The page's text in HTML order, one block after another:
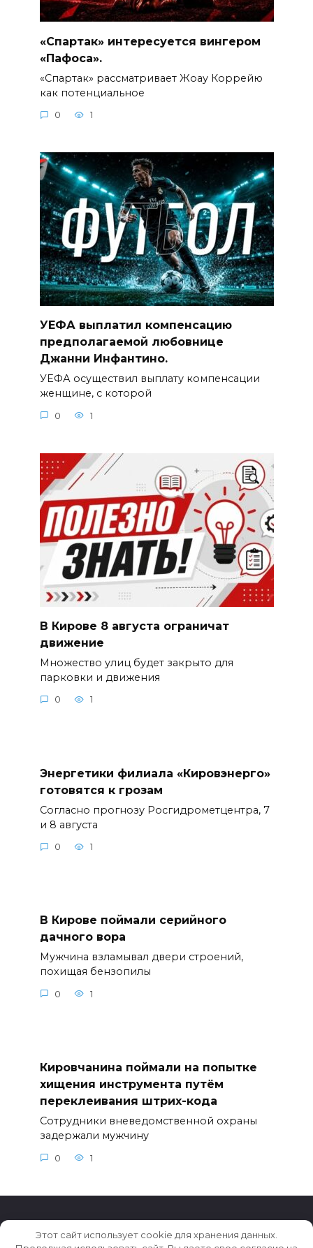
«Спартак» интересуется вингером
«Пафоса».
«Спартак» рассматривает Жоау Коррейю
как потенциальное
0 1
УЕФА выплатил компенсацию
предполагаемой любовнице
Джанни Инфантино.
УЕФА осуществил выплату компенсации
женщине, с которой
0 1
В Кирове 8 августа ограничат
движение
Множество улиц будет закрыто для
парковки и движения
0 1
Энергетики филиала «Кировэнерго»
готовятся к грозам
Согласно прогнозу Росгидрометцентра, 7
и 8 августа
0 1
В Кирове поймали серийного
дачного вора
Мужчина взламывал двери строений,
похищая бензопилы
0 1
Кировчанина поймали на попытке
хищения инструмента путём
переклеивания штрих-кода
Сотрудники вневедомственной охраны
задержали мужчину
0 1
© 2026 Новости Кирова
Этот сайт использует cookie для хранения данных.